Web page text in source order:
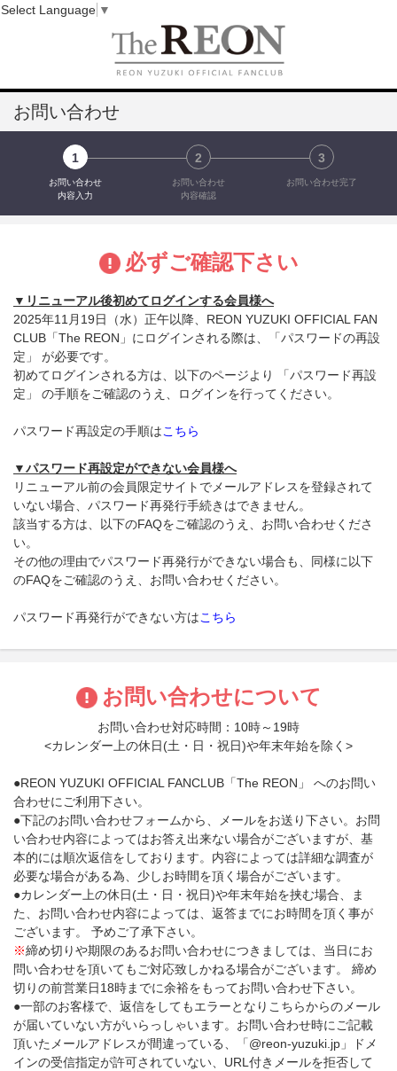
お問い合わせ
1
お問い合わせ
内容入力
2
お問い合わせ
内容確認
3
お問い合わせ完了
必ずご確認下さい
▼リニューアル後初めてログインする会員様へ
2025年11月19日（水）正午以降、REON YUZUKI OFFICIAL FAN
CLUB「The REON」にログインされる際は、「パスワードの再設
定」 が必要です。
初めてログインされる方は、以下のページより 「パスワード再設
定」 の手順をご確認のうえ、ログインを行ってください。
パスワード再設定の手順はこちら
▼パスワード再設定ができない会員様へ
リニューアル前の会員限定サイトでメールアドレスを登録されて
いない場合、パスワード再発行手続きはできません。
該当する方は、以下のFAQをご確認のうえ、お問い合わせくださ
い。
その他の理由でパスワード再発行ができない場合も、同様に以下
のFAQをご確認のうえ、お問い合わせください。
パスワード再発行ができない方はこちら
お問い合わせについて
お問い合わせ対応時間：10時～19時
<カレンダー上の休日(土・日・祝日)や年末年始を除く>
●REON YUZUKI OFFICIAL FANCLUB「The REON」 へのお問い
合わせにご利用下さい。
●下記のお問い合わせフォームから、メールをお送り下さい。お問
い合わせ内容によってはお答え出来ない場合がございますが、基
本的には順次返信をしております。内容によっては詳細な調査が
必要な場合がある為、少しお時間を頂く場合がございます。
●カレンダー上の休日(土・日・祝日)や年末年始を挟む場合、ま
た、お問い合わせ内容によっては、返答までにお時間を頂く事が
ございます。 予めご了承下さい。
※締め切りや期限のあるお問い合わせにつきましては、当日にお
問い合わせを頂いてもご対応致しかねる場合がございます。 締め
切りの前営業日18時までに余裕をもってお問い合わせ下さい。
●一部のお客様で、返信をしてもエラーとなりこちらからのメール
が届いていない方がいらっしゃいます。お問い合わせ時にご記載
頂いたメールアドレスが間違っている、「@reon-yuzuki.jp」ドメ
インの受信指定が許可されていない、URL付きメールを拒否して
Select Language ▼